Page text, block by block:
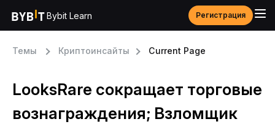
Bybit Learn Регистрация
Темы Криптоинсайты Current Page
LooksRare сокращает торговые
вознаграждения; Взломщик